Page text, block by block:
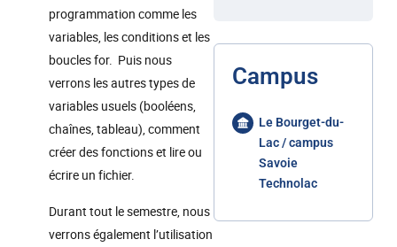
programmation comme les
variables, les conditions et les
boucles for. Puis nous
verrons les autres types de
variables usuels (booléens,
chaînes, tableau), comment
créer des fonctions et lire ou
écrire un fichier.
Durant tout le semestre, nous
verrons également l’utilisation
Campus
Le Bourget-du-
Lac / campus
Savoie
Technolac